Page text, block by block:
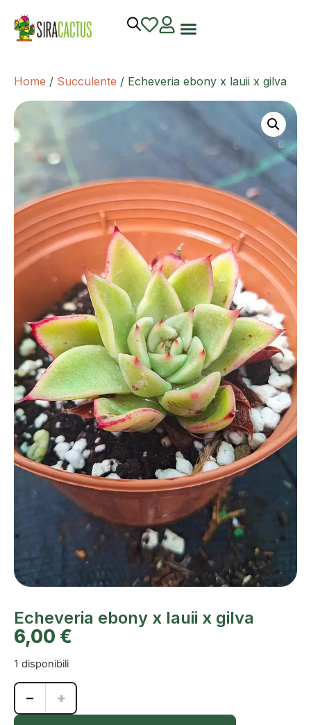
Home / Succulente / Echeveria ebony x lauii x gilva
Echeveria ebony x lauii x gilva
6,00 €
1 disponibili
− +